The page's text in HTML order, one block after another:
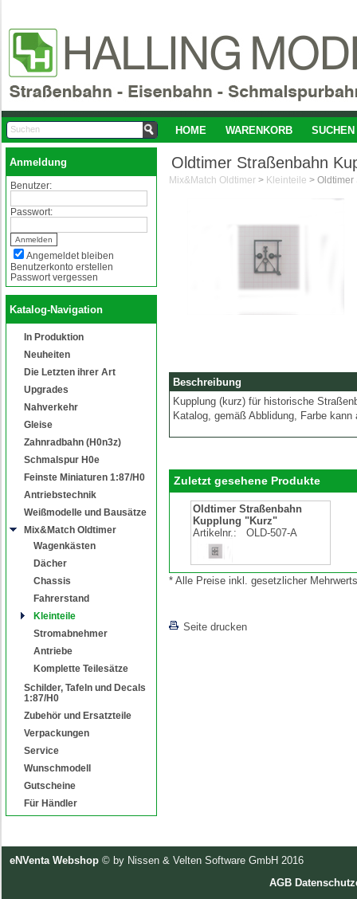
HOME WARENKORB SUCHEN
Anmeldung
Benutzer:
Passwort:
Angemeldet bleiben
Benutzerkonto erstellen
Passwort vergessen
Katalog-Navigation
In Produktion
Neuheiten
Die Letzten ihrer Art
Upgrades
Nahverkehr
Gleise
Zahnradbahn (H0n3z)
Schmalspur H0e
Feinste Miniaturen 1:87/H0
Antriebstechnik
Weißmodelle und Bausätze
Mix&Match Oldtimer
Wagenkästen
Dächer
Chassis
Fahrerstand
Kleinteile
Stromabnehmer
Antriebe
Komplette Teilesätze
Schilder, Tafeln und Decals
1:87/H0
Zubehör und Ersatzteile
Verpackungen
Service
Wunschmodell
Gutscheine
Für Händler
Oldtimer Straßenbahn
Mix&Match Oldtimer > Kleinteile >
Beschreibung
Kupplung (kurz) für historische
Katalog, gemäß Abblidung, Farbe kann
Zuletzt gesehene Produkte
Oldtimer Straßenbahn
Kupplung "Kurz"
Artikelnr.:
OLD-507-A
* Alle Preise inkl. gesetzlicher
Seite drucken
eNVenta Webshop © by Nissen & Velten Software GmbH 2016
AGB